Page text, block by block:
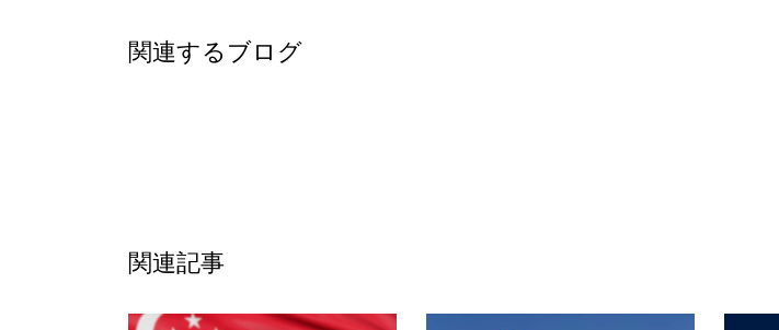
関連するブログ
関連記事